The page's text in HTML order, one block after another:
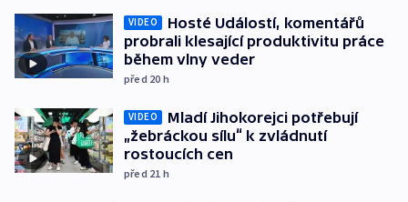
VIDEO
Hosté Událostí, komentářů
probrali klesající produktivitu práce
během vlny veder
před 20 h
VIDEO
Mladí Jihokorejci potřebují
„žebráckou sílu“ k zvládnutí
rostoucích cen
před 21 h